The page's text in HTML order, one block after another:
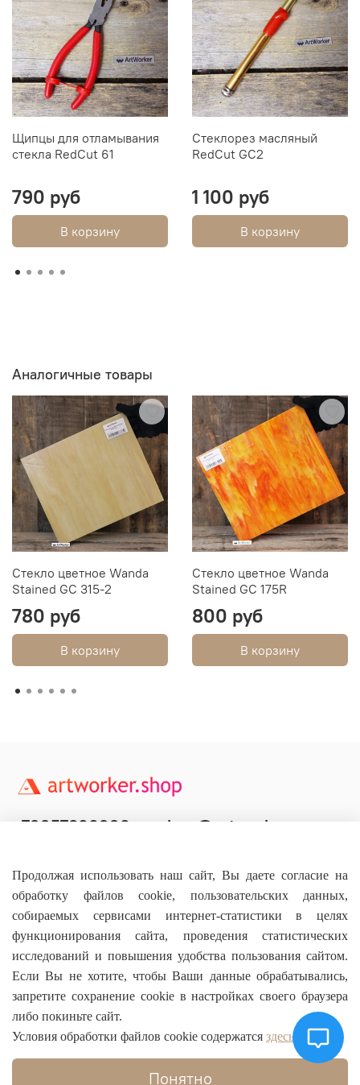
Щипцы для отламывания
стекла RedCut 61
790 руб
В корзину
Стеклорез масляный
RedCut GC2
1 100 руб
В корзину
Аналогичные товары
Стекло цветное Wanda
Stained GC 315-2
780 руб
В корзину
Стекло цветное Wanda
Stained GC 175R
800 руб
В корзину
Основное
О магазине
Информация
+79957800990 shop@artworker.pro
Продолжая использовать наш сайт, Вы даете согласие на
обработку файлов cookie, пользовательских данных,
собираемых сервисами интернет-статистики в целях
функционирования сайта, проведения статистических
исследований и повышения удобства пользования сайтом.
Если Вы не хотите, чтобы Ваши данные обрабатывались,
запретите сохранение cookie в настройках своего браузера
либо покиньте сайт.
Условия обработки файлов cookie содержатся здесь
Понятно